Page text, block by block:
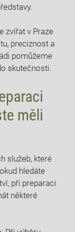
zvířat v Praze
preciznost ​a
‌pomůžeme
skutečnosti.
‌měli
služeb, které
hledáte
při preparaci
některé